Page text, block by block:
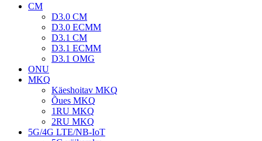
CM
D3.0 CM
D3.0 ECMM
D3.1 CM
D3.1 ECMM
D3.1 OMG
ONU
MKQ
Käeshoitav MKQ
Õues MKQ
1RU MKQ
2RU MKQ
5G/4G LTE/NB-IoT